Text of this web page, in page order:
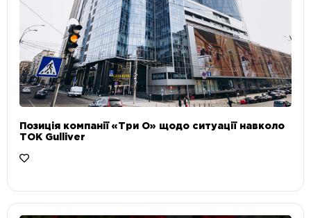
Позиція компанії «Три О» щодо ситуації навколо
ТОК Gulliver